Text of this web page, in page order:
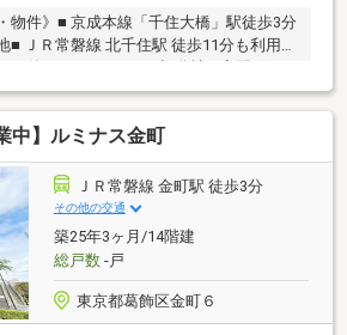
物件》■ 京成本線「千住大橋」駅徒歩3分
■ ＪＲ常磐線 北千住駅 徒歩11分も利用可
育可能《間取り・室内》■ 72.21㎡の３?
廊下が少なく、専有面積を有効に使えるプ
ビング。リビング隣の和室と一体化して
きる可変性の高い間取り■ リビング・ダ
渡せ、開放的な対面キッチン■ 約16帖の
の主寝室■ 2WIC等収納が充実しているプ
分の南西向き
中】ルミナス金町
ＪＲ常磐線 金町駅 徒歩3分
その他の交通
築25年3ヶ月/14階建
総戸数-戸
東京都葛飾区金町６